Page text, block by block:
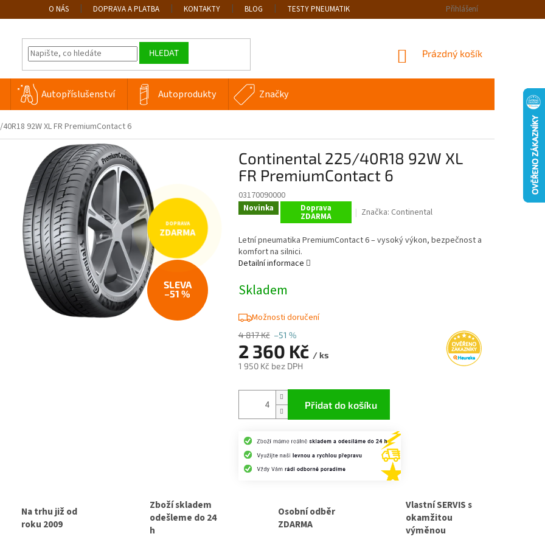
O NÁS DOPRAVA A PLATBA KONTAKTY BLOG TESTY PNEUMATIK Přihlášení
HLEDAT
NÁKUPNÍ
Prázdný košík
Autopříslušenství Autoprodukty Značky
92W XL FR PremiumContact 6
ZDARMA
–51 %
Continental 225/40R18 92W XL
FR PremiumContact 6
03170090000
Novinka Doprava
ZDARMA Značka: Continental
4 817 Kč –51 %
2 360 Kč / ks
1 950 Kč bez DPH
Skladem
Možnosti doručení
Přidat do košíku
Letní pneumatika PremiumContact 6 – vysoký výkon, bezpečnost a
komfort na silnici.
Detailní informace
Na trhu již od
roku 2009
Zboží skladem
odešleme do 24
h
Osobní odběr
ZDARMA
Vlastní SERVIS s
okamžitou
výměnou